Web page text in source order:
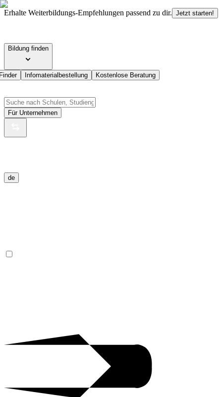
Erhalte Weiterbildungs-Empfehlungen passend zu dir. Jetzt starten!
Bildung finden
Infomaterialbestellung Kostenlose Beratung
Für Unternehmen
de